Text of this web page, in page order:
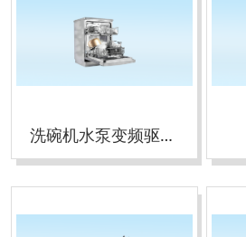
洗碗机水泵变频驱动器